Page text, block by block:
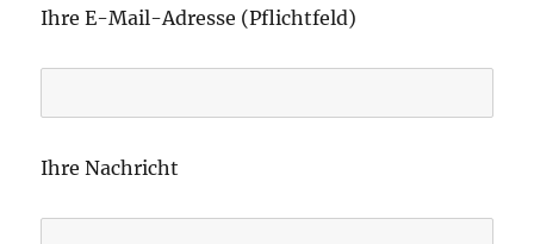
i
e
s
Ihre E-Mail-Adresse (Pflichtfeld)
Ihre Nachricht